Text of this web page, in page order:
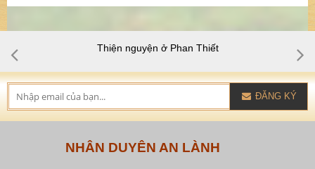
Thiện nguyện Tây nguyên cuối năm 2016
ĐĂNG KÝ
NHÂN DUYÊN AN LÀNH